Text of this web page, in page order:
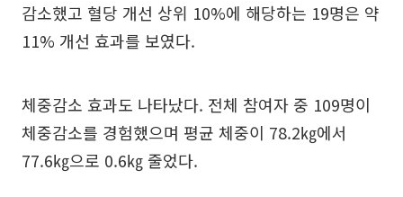
감소했고 혈당 개선 상위 10%에 해당하는 19명은 약
11% 개선 효과를 보였다.
체중감소 효과도 나타났다. 전체 참여자 중 109명이
체중감소를 경험했으며 평균 체중이 78.2㎏에서
77.6㎏으로 0.6㎏ 줄었다.